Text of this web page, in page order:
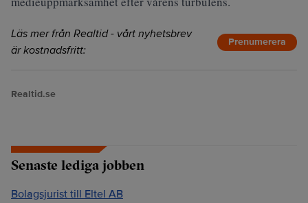
Läs mer från Realtid - vårt nyhetsbrev
är kostnadsfritt:
Prenumerera
Realtid.se
Senaste lediga jobben
Bolagsjurist till Eltel AB